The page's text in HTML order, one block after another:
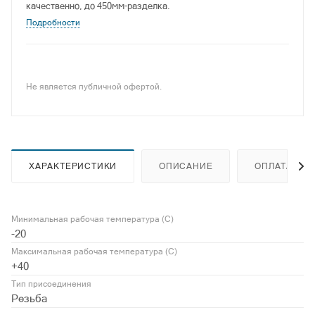
качественно, до 450мм-разделка.
Подробности
Не является публичной офертой.
ХАРАКТЕРИСТИКИ ОПИСАНИЕ ОПЛАТА
Минимальная рабочая температура (С)
-20
Максимальная рабочая температура (С)
+40
Тип присоединения
Резьба